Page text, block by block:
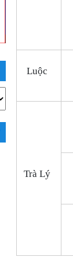
Luộc
Trà Lý